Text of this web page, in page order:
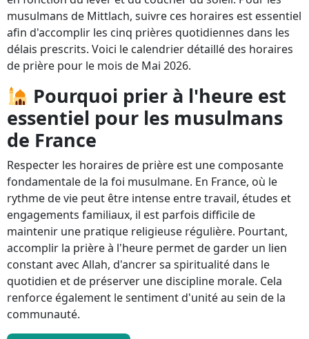
musulmans de Mittlach, suivre ces horaires est essentiel
afin d'accomplir les cinq prières quotidiennes dans les
délais prescrits. Voici le calendrier détaillé des horaires
de prière pour le mois de Mai 2026.
Pourquoi prier à l'heure est
essentiel pour les musulmans
de France
Respecter les horaires de prière est une composante
fondamentale de la foi musulmane. En France, où le
rythme de vie peut être intense entre travail, études et
engagements familiaux, il est parfois difficile de
maintenir une pratique religieuse régulière. Pourtant,
accomplir la prière à l'heure permet de garder un lien
constant avec Allah, d'ancrer sa spiritualité dans le
quotidien et de préserver une discipline morale. Cela
renforce également le sentiment d'unité au sein de la
communauté.